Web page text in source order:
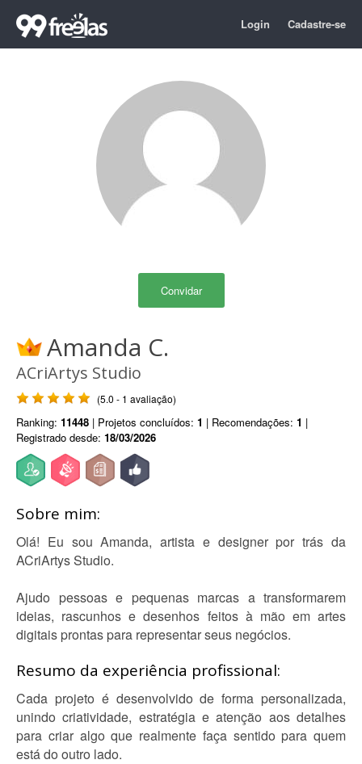
Login Cadastre-se
Convidar
Amanda C.
ACriArtys Studio
(5.0 - 1 avaliação)
Ranking: 11448 | Projetos concluídos: 1 | Recomendações: 1 |
Registrado desde: 18/03/2026
Sobre mim:
Olá! Eu sou Amanda, artista e designer por trás da
ACriArtys Studio.
Ajudo pessoas e pequenas marcas a transformarem
ideias, rascunhos e desenhos feitos à mão em artes
digitais prontas para representar seus negócios.
Resumo da experiência profissional:
Cada projeto é desenvolvido de forma personalizada,
unindo criatividade, estratégia e atenção aos detalhes
para criar algo que realmente faça sentido para quem
está do outro lado.